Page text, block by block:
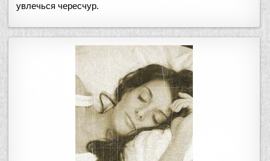
увлечься чересчур.